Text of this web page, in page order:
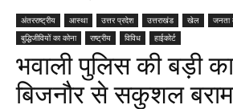
अंतरराष्ट्रीय आस्था उत्तर प्रदेश उत्तराखंड खेल जनता
बुद्धिजीवियों का कोना
राष्ट्रीय विविध हाईकोर्ट
भवाली पुलिस की बड़ी
बिजनौर से सकुशल